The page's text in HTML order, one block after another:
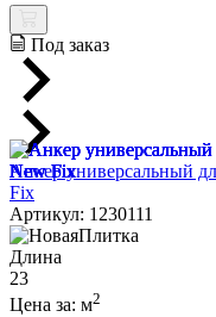
Под заказ
Анкер универсальный
Fix
Артикул: 1230111
Длина
23
Цена за: м2